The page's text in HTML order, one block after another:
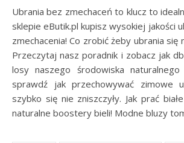
Ubrania bez zmechaceń to klucz to
sklepie eButik.pl kupisz wysokiej jakości
zmechacenia! Co zrobić żeby ubrania się
Przeczytaj nasz poradnik i zobacz jak
losy naszego środowiska
sprawdź jak przechowywać zimowe
szybko się nie zniszczyły. Jak prać
naturalne boostery bieli! Modne bluzy